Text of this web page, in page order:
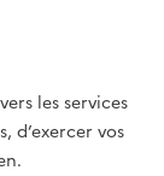
les services
d’exercer vos